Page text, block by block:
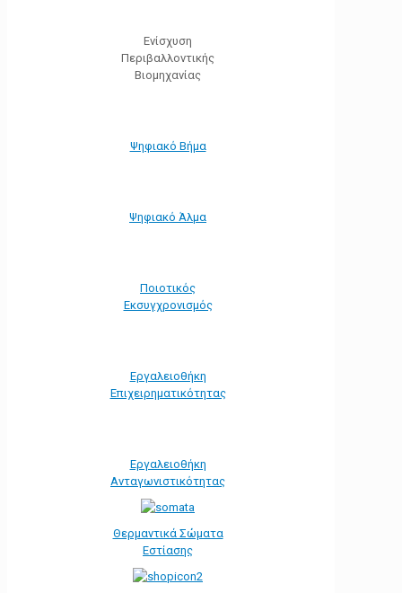
Ενίσχυση
Περιβαλλοντικής
Βιομηχανίας
Ψηφιακό Βήμα
Ψηφιακό Άλμα
Ποιοτικός
Εκσυγχρονισμός
Εργαλειοθήκη
Eπιχειρηματικότητας
Εργαλειοθήκη
Ανταγωνιστικότητας
Θερμαντικά Σώματα
Εστίασης